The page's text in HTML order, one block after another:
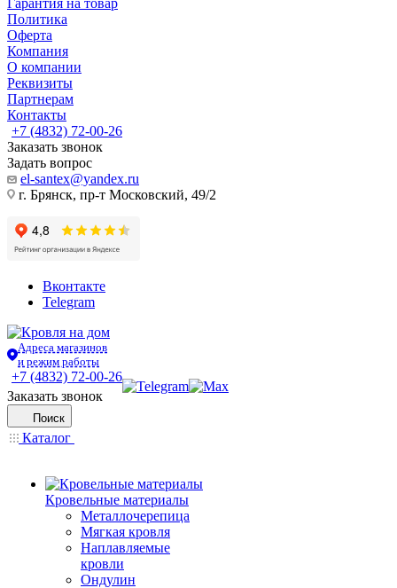
Гарантия на товар
Политика
Оферта
Компания
О компании
Реквизиты
Партнерам
Контакты
+7 (4832) 72-00-26
Заказать звонок
Задать вопрос
el-santex@yandex.ru
г. Брянск, пр-т Московский, 49/2
Вконтакте
Telegram
Адреса магазинов
и режим работы
+7 (4832) 72-00-26
Заказать звонок
Поиск
Каталог
Кровельные материалы
Металлочерепица
Мягкая кровля
Наплавляемые
кровли
Ондулин